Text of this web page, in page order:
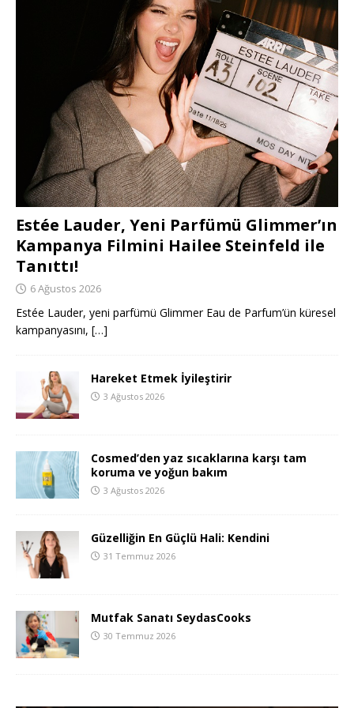
Estée Lauder, Yeni Parfümü Glimmer’ın
Kampanya Filmini Hailee Steinfeld ile
Tanıttı!
6 Ağustos 2026
Estée Lauder, yeni parfümü Glimmer Eau de Parfum’ün küresel
kampanyasını, […]
Hareket Etmek İyileştirir
3 Ağustos 2026
Cosmed’den yaz sıcaklarına karşı tam
koruma ve yoğun bakım
3 Ağustos 2026
Güzelliğin En Güçlü Hali: Kendini
31 Temmuz 2026
Mutfak Sanatı SeydasCooks
30 Temmuz 2026